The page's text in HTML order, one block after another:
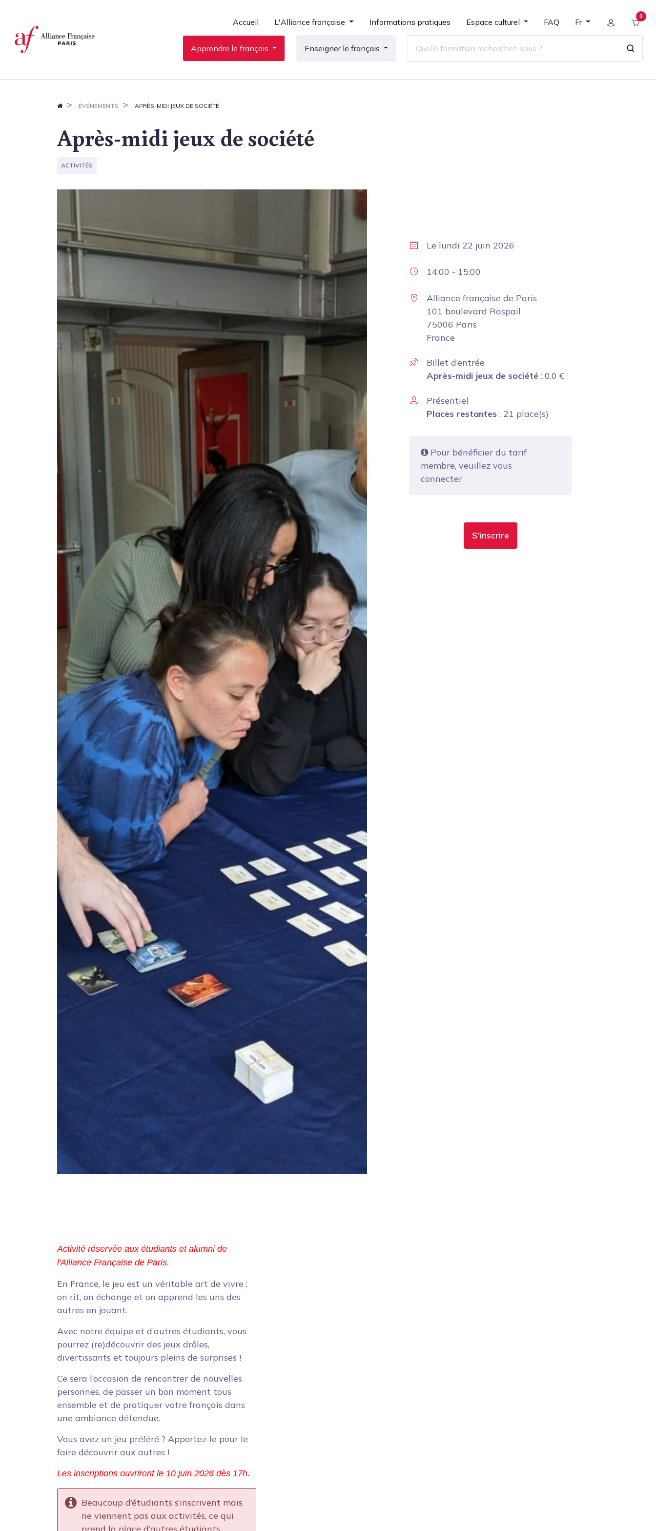
Accueil L'Alliance française Informations pratiques Espace culturel FAQ Fr
0
Apprendre le français Enseigner le français
ÉVÉNEMENTS APRÈS-MIDI JEUX DE SOCIÉTÉ
Après-midi jeux de société
ACTIVITÉS
Activité réservée aux étudiants et alumni de
l'Alliance Française de Paris.
En France, le jeu est un véritable art de vivre :
on rit, on échange et on apprend les uns des
autres en jouant.
Avec notre équipe et d’autres étudiants, vous
pourrez (re)découvrir des jeux drôles,
divertissants et toujours pleins de surprises !
Ce sera l’occasion de rencontrer de nouvelles
personnes, de passer un bon moment tous
ensemble et de pratiquer votre français dans
une ambiance détendue.
Vous avez un jeu préféré ? Apportez-le pour le
faire découvrir aux autres !
Les inscriptions ouvriront le 10 juin 2026 dès 17h.
Beaucoup d’étudiants s’inscrivent mais
ne viennent pas aux activités, ce qui
prend la place d’autres étudiants.
Le lundi 22 juin 2026
14:00 - 15:00
Alliance française de Paris
101 boulevard Raspail
75006 Paris
France
Billet d’entrée
Après-midi jeux de société : 0.0 €
Présentiel
Places restantes : 21 place(s)
Pour bénéficier du tarif
membre, veuillez vous
connecter
S'inscrire